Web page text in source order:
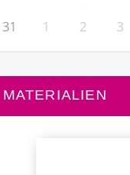
31 1 2 3
MATERIALIEN